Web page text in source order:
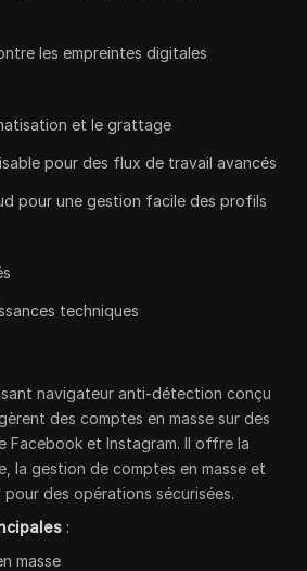
les empreintes digitales
et le grattage
pour des flux de travail avancés
pour une gestion facile des profils
techniques
navigateur anti-détection conçu
des comptes en masse sur des
Facebook et Instagram. Il offre la
la gestion de comptes en masse et
des opérations sécurisées.
:
masse